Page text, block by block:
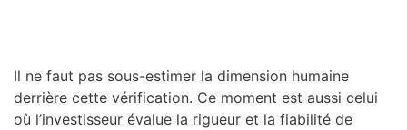
Il ne faut pas sous-estimer la dimension humaine
derrière cette vérification. Ce moment est aussi celui
où l’investisseur évalue la rigueur et la fiabilité de